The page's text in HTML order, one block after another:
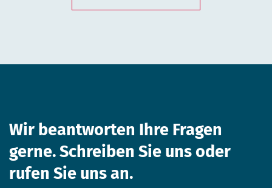
Wir beantworten Ihre Fragen
gerne. Schreiben Sie unsoder
rufen Sie uns an.